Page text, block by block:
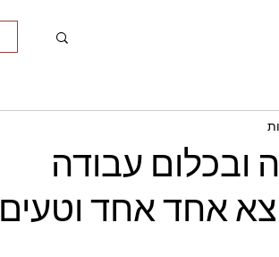
ובכלום עבודה
אחד אחד וטעים